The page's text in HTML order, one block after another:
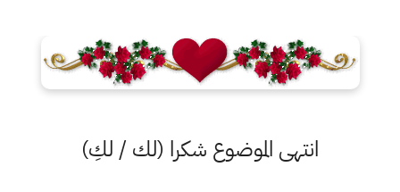
انتهى الموضوع شكرا (لك / لكِ)